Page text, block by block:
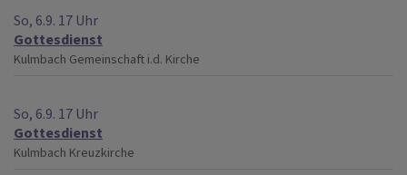
So, 6.9. 17 Uhr
Gottesdienst
Kulmbach Gemeinschaft i.d. Kirche
So, 6.9. 17 Uhr
Gottesdienst
Kulmbach Kreuzkirche